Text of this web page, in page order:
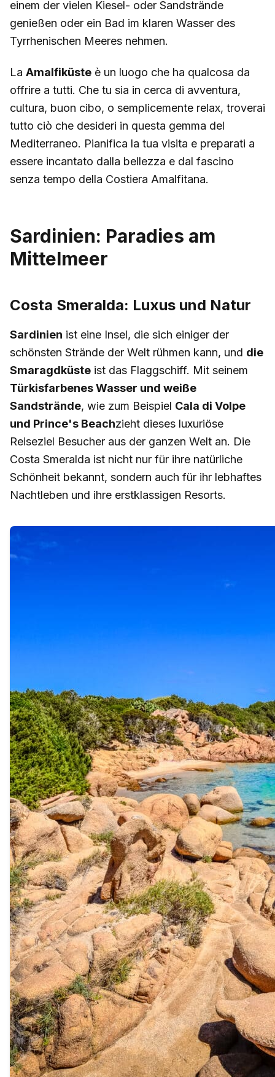
einem der vielen Kiesel- oder Sandstrände
genießen oder ein Bad im klaren Wasser des
Tyrrhenischen Meeres nehmen.
La Amalfiküste è un luogo che ha qualcosa da
offrire a tutti. Che tu sia in cerca di avventura,
cultura, buon cibo, o semplicemente relax, troverai
tutto ciò che desideri in questa gemma del
Mediterraneo. Pianifica la tua visita e preparati a
essere incantato dalla bellezza e dal fascino
senza tempo della Costiera Amalfitana.
Sardinien: Paradies am
Mittelmeer
Costa Smeralda: Luxus und Natur
Sardinien ist eine Insel, die sich einiger der
schönsten Strände der Welt rühmen kann, und die
Smaragdküste ist das Flaggschiff. Mit seinem
Türkisfarbenes Wasser und weiße
Sandstrände, wie zum Beispiel Cala di Volpe
und Prince's Beachzieht dieses luxuriöse
Reiseziel Besucher aus der ganzen Welt an. Die
Costa Smeralda ist nicht nur für ihre natürliche
Schönheit bekannt, sondern auch für ihr lebhaftes
Nachtleben und ihre erstklassigen Resorts.